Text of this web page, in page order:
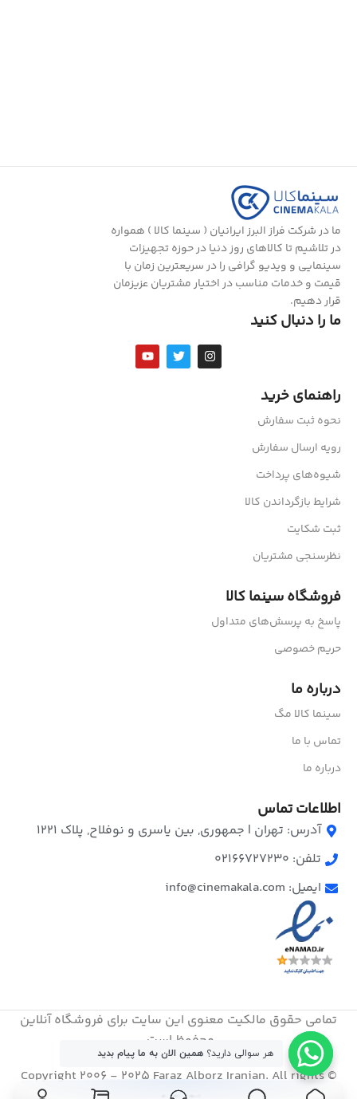
ما در شرکت فراز البرز ایرانیان ( سینما کالا ) همواره
در تلاشیم تا کالاهای روز دنیا در حوزه تجهیزات
سینمایی و ویدیو گرافی را در سریعترین زمان با
قیمت و خدمات مناسب در اختیار مشتریان عزیزمان
قرار دهیم.
ما را دنبال کنید
راهنمای خرید
نحوه ثبت سفارش
رویه ارسال سفارش
شیوه‌های پرداخت
شرایط بازگرداندن کالا
ثبت شکایت
نظرسنجی مشتریان
فروشگاه سینما کالا
پاسخ به پرسش‌های متداول
حریم خصوصی
درباره ما
سینما کالا مگ
تماس با ما
درباره ما
اطلاعات تماس
آدرس: تهران | جمهوری, بین یاسری و نوفلاح, پلاک ۱۲۲۱
تلفن: 02166727230
ایمیل: info@cinemakala.com
تمامی حقوق مالکیت معنوی این ‌سایت برای فروشگاه آنلاین
محفوظ است.
© Copyright 2006 - 2025 Faraz Alborz Iranian. All rights
هر سوالی دارید؟ همین الان به ما پیام بدید